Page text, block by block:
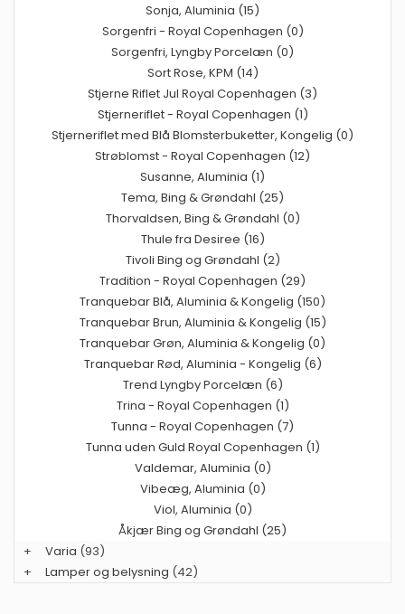
Sonja, Aluminia (15)
Sorgenfri - Royal Copenhagen (0)
Sorgenfri, Lyngby Porcelæn (0)
Sort Rose, KPM (14)
Stjerne Riflet Jul Royal Copenhagen (3)
Stjerneriflet - Royal Copenhagen (1)
Stjerneriflet med Blå Blomsterbuketter, Kongelig (0)
Strøblomst - Royal Copenhagen (12)
Susanne, Aluminia (1)
Tema, Bing & Grøndahl (25)
Thorvaldsen, Bing & Grøndahl (0)
Thule fra Desiree (16)
Tivoli Bing og Grøndahl (2)
Tradition - Royal Copenhagen (29)
Tranquebar Blå, Aluminia & Kongelig (150)
Tranquebar Brun, Aluminia & Kongelig (15)
Tranquebar Grøn, Aluminia & Kongelig (0)
Tranquebar Rød, Aluminia - Kongelig (6)
Trend Lyngby Porcelæn (6)
Trina - Royal Copenhagen (1)
Tunna - Royal Copenhagen (7)
Tunna uden Guld Royal Copenhagen (1)
Valdemar, Aluminia (0)
Vibeæg, Aluminia (0)
Viol, Aluminia (0)
Åkjær Bing og Grøndahl (25)
+
Varia (93)
+
Lamper og belysning (42)